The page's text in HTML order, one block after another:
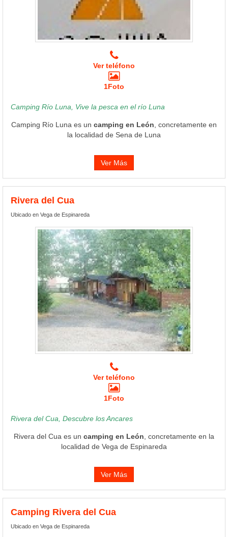
Ver teléfono
1Foto
Camping Río Luna, Vive la pesca en el río Luna
Camping Río Luna es un camping en León , concretamente en
la localidad de Sena de Luna
Ver Más
Rivera del Cua
Ubicado en Vega de Espinareda
Ver teléfono
1Foto
Rivera del Cua, Descubre los Ancares
Rivera del Cua es un camping en León , concretamente en la
localidad de Vega de Espinareda
Ver Más
Camping Rivera del Cua
Ubicado en Vega de Espinareda